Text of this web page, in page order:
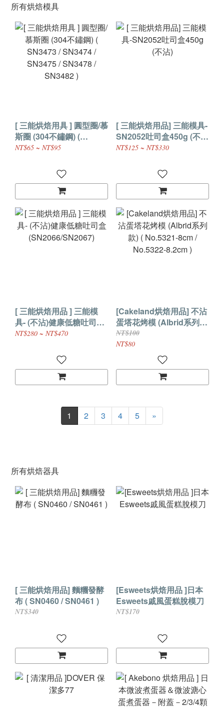
所有烘焙模具
[ 三能烘焙用具 ] 圓型圈/慕
斯圈 (304不鏽鋼) (
SN3473 / SN3474 /
NT$65 ~ NT$95
[ 三能烘焙用品] 三能模具-
SN2052吐司盒450g (不
沾)
NT$125 ~ NT$330
[ 三能烘焙用品 ] 三能模
具- (不沾)健康低糖吐司盒
(SN2066/SN2067)
NT$280 ~ NT$470
[Cakeland烘焙用品] 不沾
蛋塔花烤模 (Albrid系列
款) ( No.5321-8cm /
No.5322-8.2cm )
NT$100
NT$80
1 2 3 4 5 »
所有烘焙器具
[ 三能烘焙用品] 麵糰發酵
布 ( SN0460 / SN0461 )
NT$340
[Esweets烘焙用品 ]日本
Esweets戚風蛋糕脫模刀
NT$170